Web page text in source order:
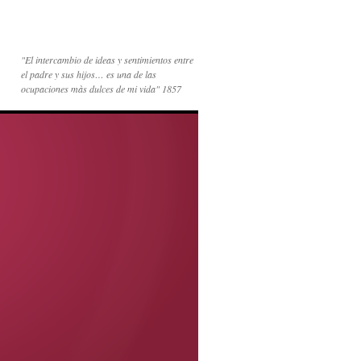
"El intercambio de ideas y sentimientos entre
el padre y sus hijos… es una de las
ocupaciones màs dulces de mi vida" 1857